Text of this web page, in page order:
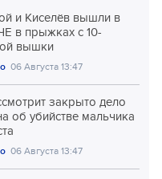
Восток
и Киселёв вышли в
в прыжках с 10-
вышки
06 Августа 13:47
закрыто дело
об убийстве мальчика
06 Августа 13:47